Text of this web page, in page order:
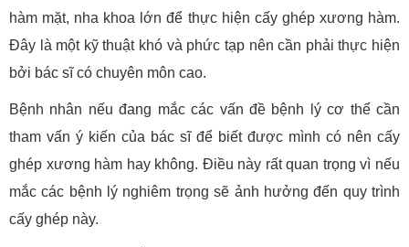
hàm mặt, nha khoa lớn để thực hiện cấy ghép xương hàm.
Đây là một kỹ thuật khó và phức tạp nên cần phải thực hiện
bởi bác sĩ có chuyên môn cao.
Bệnh nhân nếu đang mắc các vấn đề bệnh lý cơ thể cần
tham vấn ý kiến của bác sĩ để biết được mình có nên cấy
ghép xương hàm hay không. Điều này rất quan trọng vì nếu
mắc các bệnh lý nghiêm trọng sẽ ảnh hưởng đến quy trình
cấy ghép này.